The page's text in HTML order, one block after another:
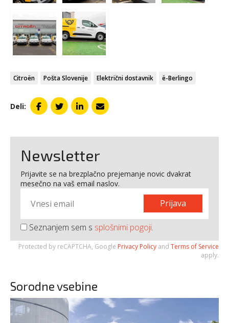
Citroën Pošta Slovenije Električni dostavnik ë-Berlingo
Deli:
Newsletter
Prijavite se na brezplačno prejemanje novic dvakrat
mesečno na vaš email naslov.
Prijava
Seznanjem sem s splošnimi pogoji.
Protected by reCAPTCHA, Google Privacy Policy and Terms of Service
apply.
Sorodne vsebine